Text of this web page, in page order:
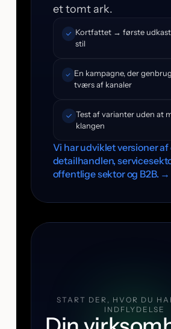
et tomt ark.
Kortfattet → første udkast
stil
En kampagne, der
tværs af kanaler
Test af varianter uden at
klangen
Vi har udviklet versioner
detailhandlen,
offentlige sektor og B2B. →
START DER, HVOR DU
INDFLYDELSE